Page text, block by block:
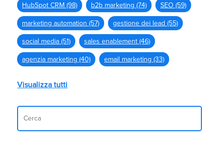
HubSpot CRM (98) b2b marketing (74) SEO (59)
marketing automation (57) gestione dei lead (55)
social media (51) sales enablement (46)
agenzia marketing (40) email marketing (33)
Visualizza tutti